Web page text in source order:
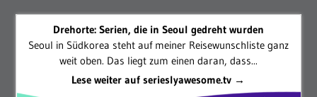
Drehorte: Serien, die in Seoul gedreht wurden
Seoul in Südkorea steht auf meiner Reisewunschliste ganz
weit oben. Das liegt zum einen daran, dass...
Lese weiter auf serieslyawesome.tv →